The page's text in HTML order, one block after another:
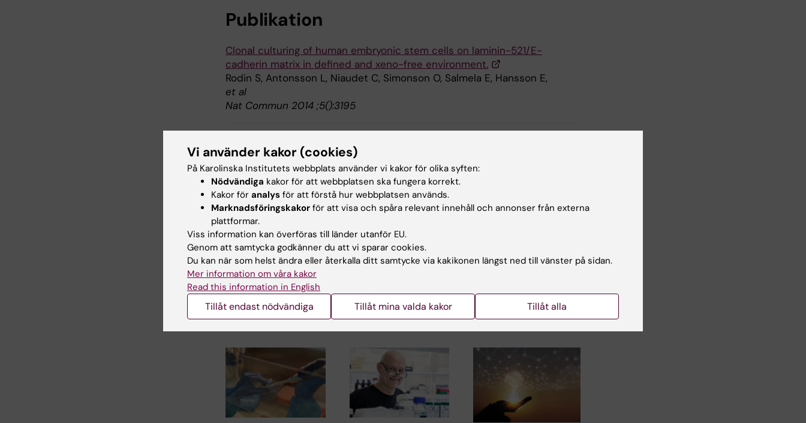
Publikation
Clonal culturing of human embryonic stem cells on laminin-521/E-
cadherin matrix in defined and xeno-free environment.
Rodin S, Antonsson L, Niaudet C, Simonson O, Salmela E, Hansson E,
et al
Nat Commun 2014 ;5():3195
Tags
Innovation Stamceller
Uppdaterad av:
Webb Admin
Dela
Vi använder kakor (cookies)
På Karolinska Institutets webbplats använder vi kakor för olika syften:
Nödvändiga kakor för att webbplatsen ska fungera korrekt.
Kakor för analys för att förstå hur webbplatsen används.
Marknadsföringskakor för att visa och spåra relevant innehåll och annonser från externa
plattformar.
Viss information kan överföras till länder utanför EU.
Genom att samtycka godkänner du att vi sparar cookies.
Du kan när som helst ändra eller återkalla ditt samtycke via kakikonen längst ned till vänster på sidan.
Mer information om våra kakor
Read this information in English
Tillåt endast nödvändiga Tillåt mina valda kakor Tillåt alla